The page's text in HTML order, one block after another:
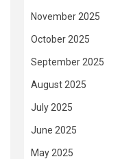
November 2025
October 2025
September 2025
August 2025
July 2025
June 2025
May 2025